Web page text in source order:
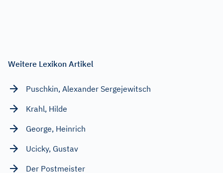
Weitere Lexikon Artikel
Puschkin, Alexander Sergejewitsch
Krahl, Hilde
George, Heinrich
Ucicky, Gustav
Der Postmeister